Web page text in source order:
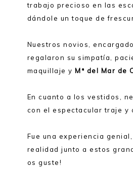
trabajo precioso en las
dándole un toque de
Nuestros novios,
regalaron su simpatía,
maquillaje y Mª del Mar de
En cuanto a los vestidos,
con el espectacular traje y
Fue una experiencia
realidad junto a estos
os guste!